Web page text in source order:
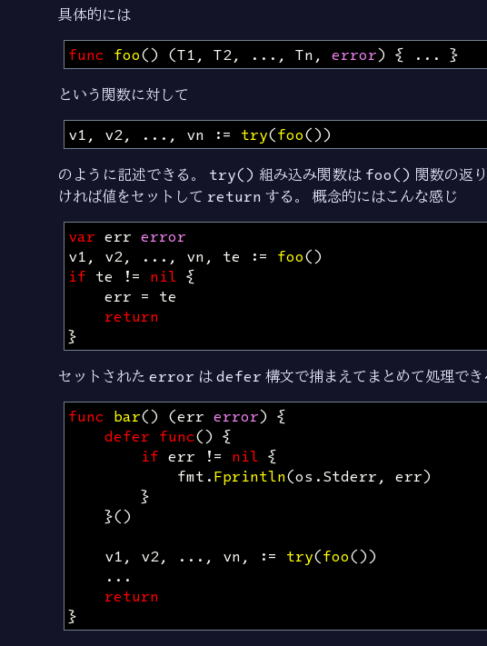
具体的には
func foo() (T1 , T2, ... , Tn , error) { ...
}
という関数に対して
v1 , v2, ... , vn := try(foo())
のように記述できる。 try() 組み込み関数は foo() 関数の返
ければ値をセットして return する。 概念的にはこんな感じ
var err error
v1 , v2, ... , vn , te := foo()
if te != nil {
err = te
return
}
セットされた error はdefer 構文で捕まえてまとめて処理でき
func bar() (err error) {
defer func() {
if err != nil {
fmt .Fprintln(os .Stderr , err)
}
}()
v1 , v2, ... , vn , := try(foo())
...
return
}